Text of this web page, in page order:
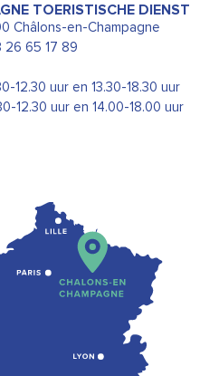
TOERISTISCHE DIENST
Châlons-en-Champagne
26 65 17 89
12.30 uur en 13.30-18.30 uur
12.30 uur en 14.00-18.00 uur